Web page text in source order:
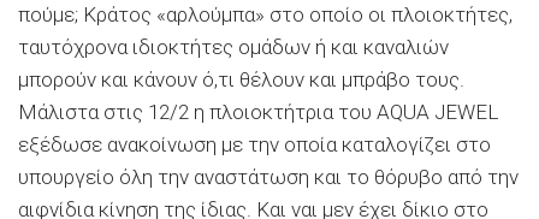
πούμε; Κράτος «αρλούμπα» στο οποίο οι πλοιοκτήτες,
ταυτόχρονα ιδιοκτήτες ομάδων ή και καναλιών
μπορούν και κάνουν ό,τι θέλουν και μπράβο τους.
Μάλιστα στις 12/2 η πλοιοκτήτρια του AQUA JEWEL
εξέδωσε ανακοίνωση με την οποία καταλογίζει στο
υπουργείο όλη την αναστάτωση και το θόρυβο από την
αιφνίδια κίνηση της ίδιας. Και ναι μεν έχει δίκιο στο